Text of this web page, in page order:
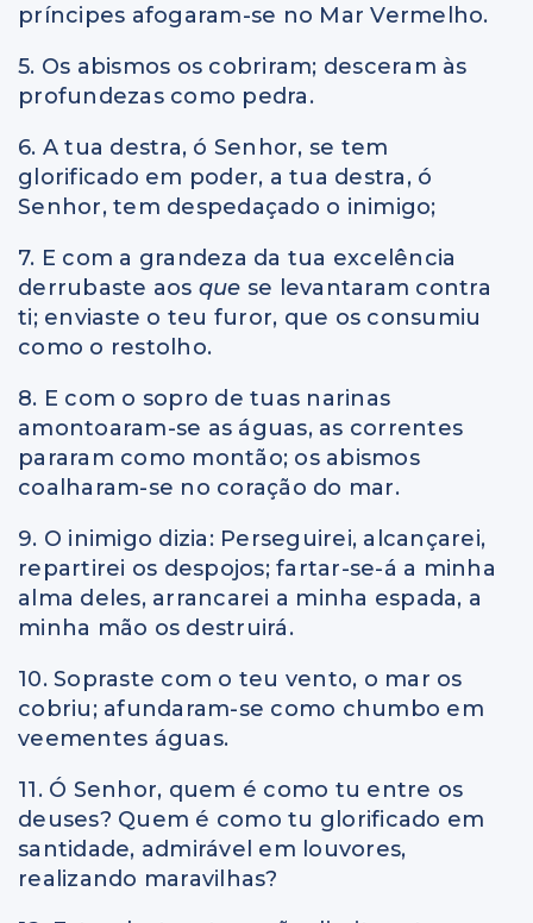
príncipes afogaram-se no Mar Vermelho.
5. Os abismos os cobriram; desceram às
profundezas como pedra.
6. A tua destra, ó Senhor, se tem
glorificado em poder, a tua destra, ó
Senhor, tem despedaçado o inimigo;
7. E com a grandeza da tua excelência
derrubaste aos que se levantaram contra
ti; enviaste o teu furor, que os consumiu
como o restolho.
8. E com o sopro de tuas narinas
amontoaram-se as águas, as correntes
pararam como montão; os abismos
coalharam-se no coração do mar.
9. O inimigo dizia: Perseguirei, alcançarei,
repartirei os despojos; fartar-se-á a minha
alma deles, arrancarei a minha espada, a
minha mão os destruirá.
10. Sopraste com o teu vento, o mar os
cobriu; afundaram-se como chumbo em
veementes águas.
11. Ó Senhor, quem é como tu entre os
deuses? Quem é como tu glorificado em
santidade, admirável em louvores,
realizando maravilhas?